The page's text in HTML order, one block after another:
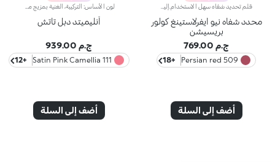
محدد شفاه نيو ايفرلاستينغ كولور
بريسيشن
ج.م 769.00
509 Persian red
+18
أضف إلى السلة
أنليميتد دبل تاتش
ج.م 939.00
111 Satin Pink Camellia
+12
أضف إلى السلة